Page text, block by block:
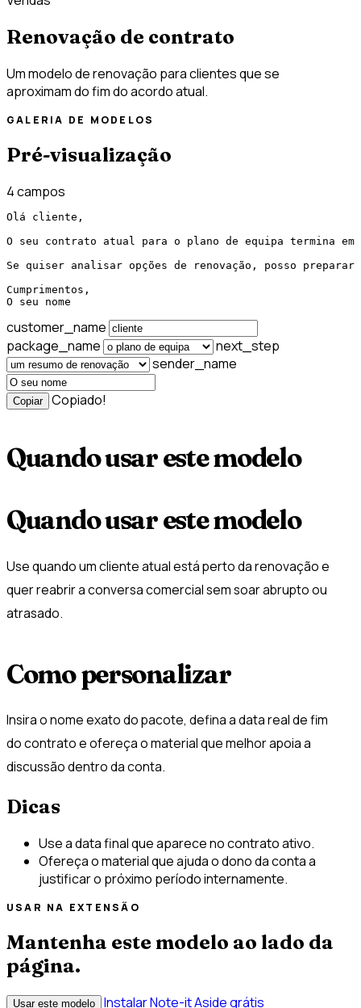
Renovação de contrato
Um modelo de renovação para clientes que se
aproximam do fim do acordo atual.
GALERIA DE MODELOS
Pré-visualização
4 campos
Olá cliente,
O seu contrato atual para o plano de equipa termina
Se quiser analisar opções de renovação, posso preparar
Cumprimentos,
O seu nome
customer_name
package_name
next_step
sender_name
Copiar Copiado!
Quando usar este modelo
Quando usar este modelo
Use quando um cliente atual está perto da renovação e
quer reabrir a conversa comercial sem soar abrupto ou
atrasado.
Como personalizar
Insira o nome exato do pacote, defina a data real de fim
do contrato e ofereça o material que melhor apoia a
discussão dentro da conta.
Dicas
Use a data final que aparece no contrato ativo.
Ofereça o material que ajuda o dono da conta a
justificar o próximo período internamente.
USAR NA EXTENSÃO
Mantenha este modelo ao lado da
página.
Usar este modelo Instalar Note-it Aside grátis